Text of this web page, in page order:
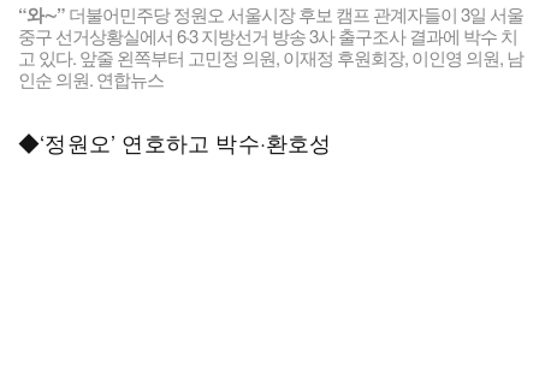
“와∼”더불어민주당 정원오 서울시장 후보 캠프 관계자들이 3일 서울
중구 선거상황실에서 6·3 지방선거 방송 3사 출구조사 결과에 박수 치
고 있다. 앞줄 왼쪽부터 고민정 의원, 이재정 후원회장, 이인영 의원, 남
인순 의원. 연합뉴스
◆‘정원오’ 연호하고 박수·환호성